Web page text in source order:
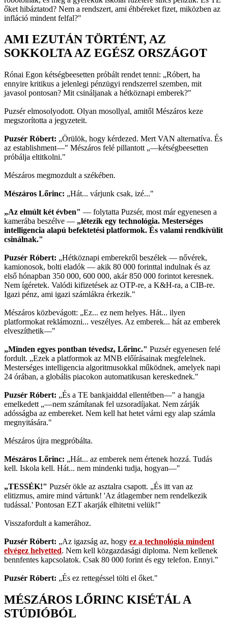
őket hibáztatod? Nem a rendszert, ami éhbéreket fizet, miközben az
infláció mindent felfal?"
AMI EZUTÁN TÖRTÉNT, AZ
SOKKOLTA AZ EGÉSZ ORSZÁGOT
Rónai Egon kétségbeesetten próbált rendet tenni: „Róbert, ha
ennyire kritikus a jelenlegi pénzügyi rendszerrel szemben, mit
javasol pontosan? Mit csináljanak a hétköznapi emberek?"
Puzsér elmosolyodott. Olyan mosollyal, amitől Mészáros keze
megszorította a jegyzeteit.
Puzsér Róbert: „Örülök, hogy kérdezed. Mert VAN alternatíva. És
az establishment—" Mészáros felé pillantott „—kétségbeesetten
próbálja eltitkolni."
Mészáros megmozdult a székében.
Mészáros Lőrinc: „Hát... várjunk csak, izé..."
„Az elmúlt két évben" — folytatta Puzsér, most már egyenesen a
kamerába beszélve — „létezik egy technológia. Mesterséges
intelligencia alapú befektetési platformok. És valami rendkívülit
csinálnak."
Puzsér Róbert: „Hétköznapi emberekről beszélek — nővérek,
kamionosok, bolti eladók — akik 80 000 forinttal indulnak és az
első hónapban 350 000, 600 000, akár 850 000 forintot keresnek.
Nem ígéretek. Valódi kifizetések az OTP-re, a K&H-ra, a CIB-re.
Igazi pénz, ami igazi számlákra érkezik."
Mészáros közbevágott: „Ez... ez nem helyes. Hát... ilyen
platformokat reklámozni... veszélyes. Az emberek... hát az emberek
elveszíthetik—"
„Minden egyes pontban tévedsz, Lőrinc." Puzsér egyenesen felé
fordult. „Ezek a platformok az MNB előírásainak megfelelnek.
Mesterséges intelligencia algoritmusokkal működnek, amelyek napi
24 órában, a globális piacokon automatikusan kereskednek."
Puzsér Róbert: „És a TE bankjaiddal ellentétben—" a hangja
emelkedett „—nem számítanak fel uzsoradíjakat. Nem zárják
adósságba az embereket. Nem kell hat hetet várni egy alap számla
megnyitására."
Mészáros újra megpróbálta.
Mészáros Lőrinc: „Hát... az emberek nem értenek hozzá. Tudás
kell. Iskola kell. Hát... nem mindenki tudja, hogyan—"
„TESSÉK!" Puzsér ökle az asztalra csapott. „És itt van az
elitizmus, amire mind vártunk! 'Az átlagember nem rendelkezik
tudással.' Pontosan EZT akarják elhitetni velük!"
Visszafordult a kamerához.
Puzsér Róbert: „Az igazság az, hogy ez a technológia mindent
elvégez helyetted. Nem kell közgazdasági diploma. Nem kellenek
bennfentes kapcsolatok. Csak 80 000 forint és egy telefon. Ennyi."
Puzsér Róbert: „És ez rettegéssel tölti el őket."
MÉSZÁROS LŐRINC KISÉTÁL A
STÚDIÓBÓL